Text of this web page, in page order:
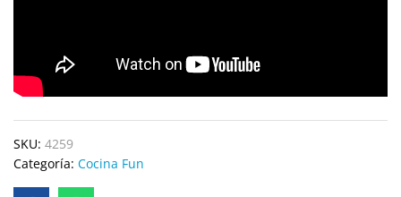
SKU: 4259
Categoría: Cocina Fun